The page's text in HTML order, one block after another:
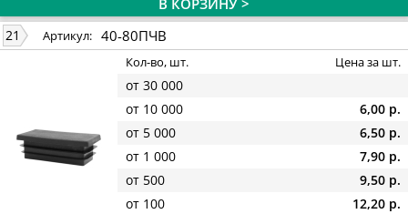
В КОРЗИНУ >
21 Артикул: 40-80ПЧВ
Кол-во, шт. Цена за шт.
от 30 000
от 10 000
6,00 р.
от 5 000
6,50 р.
от 1 000
7,90 р.
от 500
9,50 р.
от 100
12,20 р.